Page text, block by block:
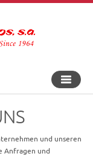
An-
und
und unseren
Anfragen und